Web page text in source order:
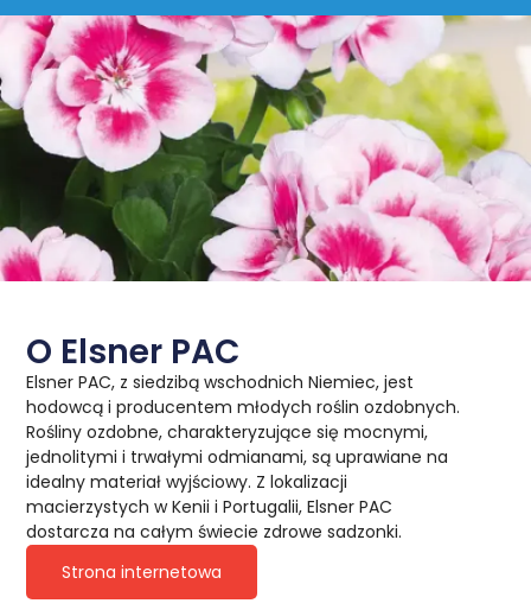
O Elsner PAC
Elsner PAC, z siedzibą wschodnich Niemiec, jest
hodowcą i producentem młodych roślin ozdobnych.
Rośliny ozdobne, charakteryzujące się mocnymi,
jednolitymi i trwałymi odmianami, są uprawiane na
idealny materiał wyjściowy. Z lokalizacji
macierzystych w Kenii i Portugalii, Elsner PAC
dostarcza na całym świecie zdrowe sadzonki.
Strona internetowa